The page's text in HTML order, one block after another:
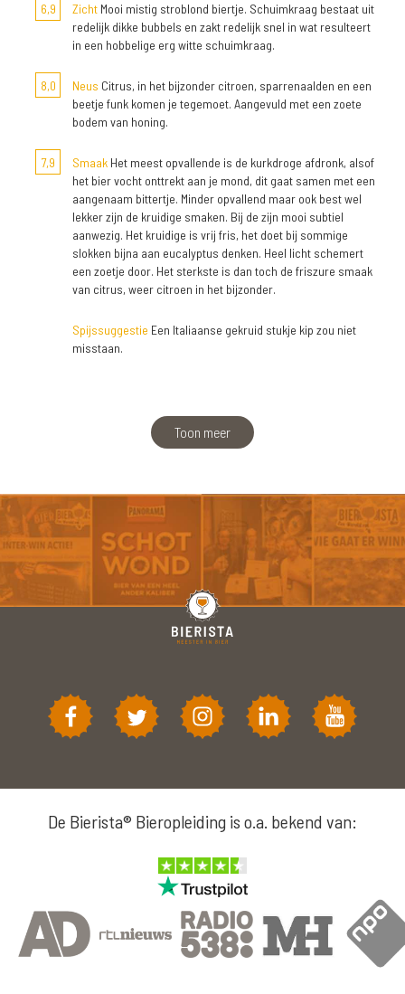
6,9
Zicht Mooi mistig stroblond biertje. Schuimkraag bestaat uit
redelijk dikke bubbels en zakt redelijk snel in wat resulteert
in een hobbelige erg witte schuimkraag.
8,0 Neus Citrus, in het bijzonder citroen, sparrenaalden en een
beetje funk komen je tegemoet. Aangevuld met een zoete
bodem van honing.
7,9 Smaak Het meest opvallende is de kurkdroge afdronk, alsof
het bier vocht onttrekt aan je mond, dit gaat samen met een
aangenaam bittertje. Minder opvallend maar ook best wel
lekker zijn de kruidige smaken. Bij de zijn mooi subtiel
aanwezig. Het kruidige is vrij fris, het doet bij sommige
slokken bijna aan eucalyptus denken. Heel licht schemert
een zoetje door. Het sterkste is dan toch de friszure smaak
van citrus, weer citroen in het bijzonder.
Spijssuggestie Een Italiaanse gekruid stukje kip zou niet
misstaan.
Toon meer
De Bierista® Bieropleiding is o.a. bekend van: